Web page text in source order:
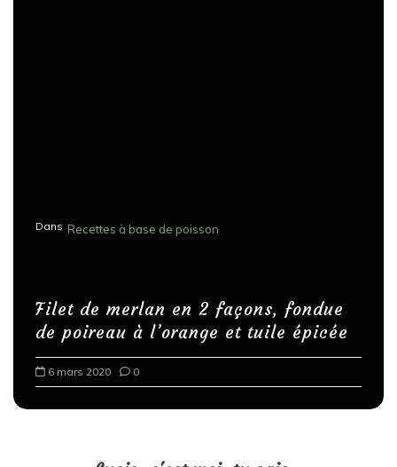
Dans Recettes à base de poisson
Filet de merlan en 2 façons, fondue
de poireau à l’orange et tuile épicée
6 mars 2020 0